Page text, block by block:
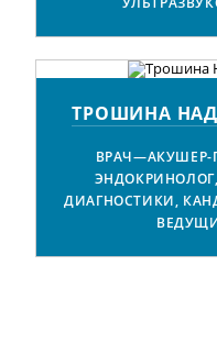
ТРОШИНА
ВРАЧ—АКУШЕР-
ДИАГНОСТИКИ,